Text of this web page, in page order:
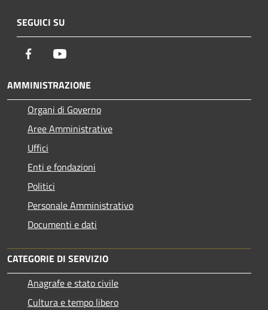
SEGUICI SU
Facebook
AMMINISTRAZIONE
Organi di Governo
Aree Amministrative
Uffici
Enti e fondazioni
Politici
Personale Amministrativo
Documenti e dati
CATEGORIE DI SERVIZIO
Anagrafe e stato civile
Cultura e tempo libero